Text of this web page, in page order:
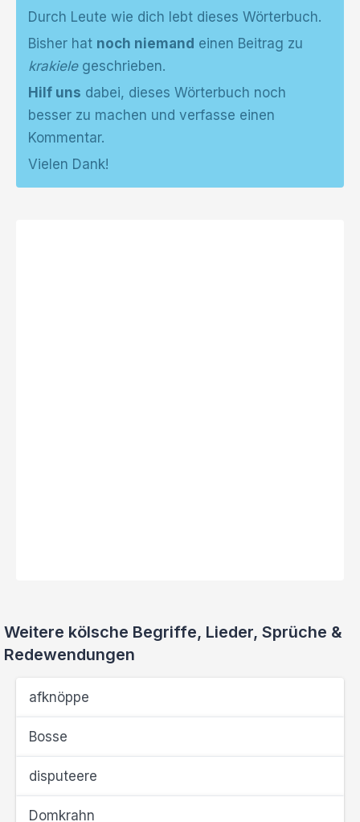
Durch Leute wie dich lebt dieses Wörterbuch.
Bisher hat noch niemand einen Beitrag zu
krakielegeschrieben.
Hilf uns dabei, dieses Wörterbuch noch
besser zu machen und verfasse einen
Kommentar.
Vielen Dank!
Weitere kölsche Begriffe, Lieder, Sprüche &
Redewendungen
afknöppe
Bosse
disputeere
Domkrahn